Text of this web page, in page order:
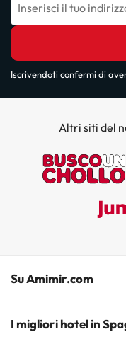
Inserisci il tuo
Iscrivendoti confermi di
Altri siti del
Su Amimir.com
Il Nostro Team
I migliori hotel in